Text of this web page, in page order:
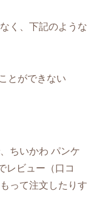
く、下記のような
とができない
ちいかわ パンケ
レビュー（口コ
って注文したりす